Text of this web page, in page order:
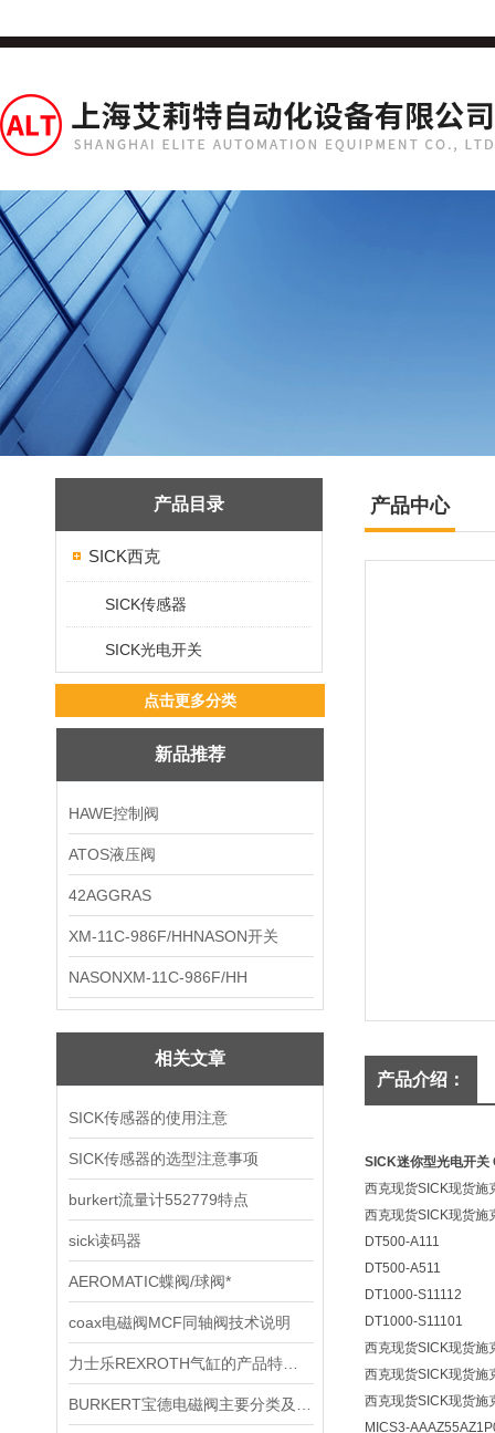
产品目录
SICK西克
SICK传感器
SICK光电开关
点击更多分类
新品推荐
HAWE控制阀
ATOS液压阀
42AGGRAS
XM-11C-986F/HHNASON开关
NASONXM-11C-986F/HH
相关文章
SICK传感器的使用注意
SICK传感器的选型注意事项
burkert流量计552779特点
sick读码器
AEROMATIC蝶阀/球阀*
coax电磁阀MCF同轴阀技术说明
产品中心
产品介绍：
SICK迷你型光电开关
西克现货SICK现货施
西克现货SICK现货施
DT500-A111
DT500-A511
DT1000-S11112
DT1000-S11101
西克现货SICK现货施
西克现货SICK现货施
西克现货SICK现货施
MICS3-